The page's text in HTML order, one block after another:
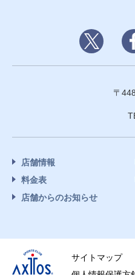
〒
店舗情報
料金表
店舗からのお知らせ
サイトマップ